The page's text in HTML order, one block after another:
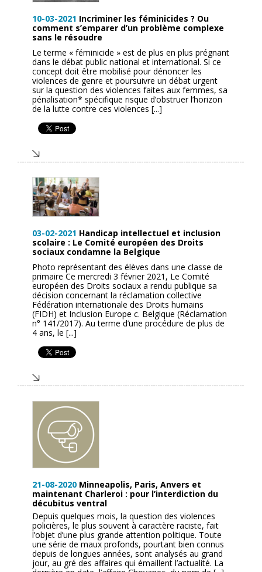
10-03-2021 Incriminer les féminicides ? Ou
comment s’emparer d’un problème complexe
sans le résoudre
Le terme « féminicide » est de plus en plus prégnant
dans le débat public national et international. Si ce
concept doit être mobilisé pour dénoncer les
violences de genre et poursuivre un débat urgent
sur la question des violences faites aux femmes, sa
pénalisation* spécifique risque d’obstruer l’horizon
de la lutte contre ces violences [...]
03-02-2021 Handicap intellectuel et inclusion
scolaire : Le Comité européen des Droits
sociaux condamne la Belgique
Photo représentant des élèves dans une classe de
primaire Ce mercredi 3 février 2021, Le Comité
européen des Droits sociaux a rendu publique sa
décision concernant la réclamation collective
Fédération internationale des Droits humains
(FIDH) et Inclusion Europe c. Belgique (Réclamation
n° 141/2017). Au terme d’une procédure de plus de
4 ans, le [...]
21-08-2020 Minneapolis, Paris, Anvers et
maintenant Charleroi : pour l’interdiction du
décubitus ventral
Depuis quelques mois, la question des violences
policières, le plus souvent à caractère raciste, fait
l’objet d’une plus grande attention politique. Toute
une série de maux profonds, pourtant bien connus
depuis de longues années, sont analysés au grand
jour, au gré des affaires qui émaillent l’actualité. La